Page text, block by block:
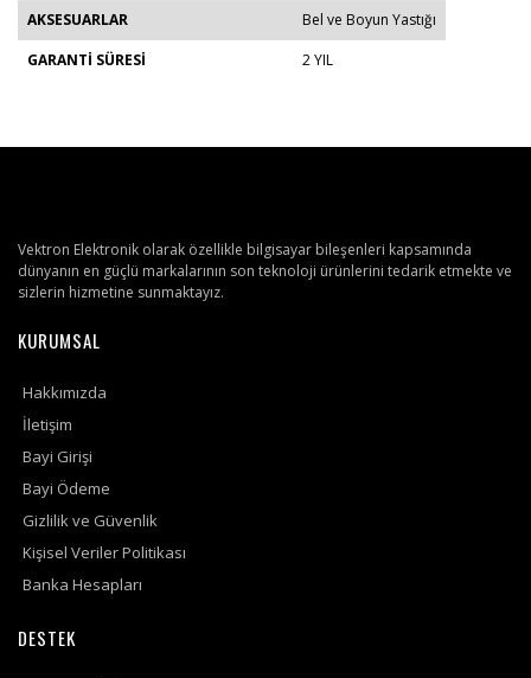
AKSESUARLAR
Bel ve Boyun Yastığı
GARANTİ SÜRESİ
2 YIL
Vektron Elektronik olarak özellikle bilgisayar bileşenleri kapsamında
dünyanın en güçlü markalarının son teknoloji ürünlerini tedarik etmekte ve
sizlerin hizmetine sunmaktayız.
KURUMSAL
Hakkımızda
İletişim
Bayi Girişi
Bayi Ödeme
Gizlilik ve Güvenlik
Kişisel Veriler Politikası
Banka Hesapları
DESTEK